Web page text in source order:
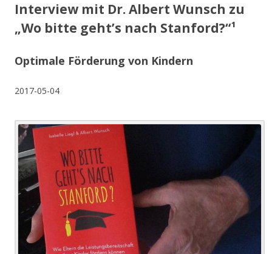
Interview mit Dr. Albert Wunsch zu
„Wo bitte geht’s nach Stanford?“¹
Optimale Förderung von Kindern
2017-05-04